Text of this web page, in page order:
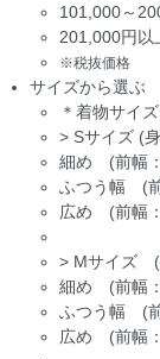
101,000～
201,000円以
※税抜価格
サイズから選ぶ
＊着物サイ
> Sサイズ (
細め (前幅
ふつう幅 (
広め (前幅
> Mサイズ (
細め (前幅
ふつう幅 (
広め (前幅